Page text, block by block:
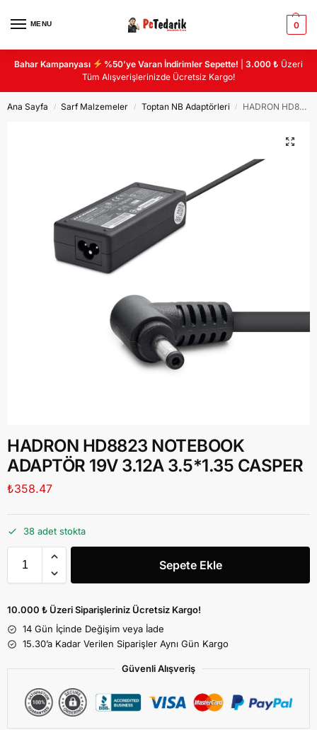
MENU 0
Bahar Kampanyası %50’ye Varan İndirimler Sepette! |3.000 ₺ Üzeri
Tüm Alışverişlerinizde Ücretsiz Kargo!
Ana Sayfa / Sarf Malzemeler / Toptan NB Adaptörleri / HADRON HD8823 NOTEBOOK ADAPTÖR 19V 3.12A 3.5*1.35 CASPER
HADRON HD8823 NOTEBOOK
ADAPTÖR 19V 3.12A 3.5*1.35 CASPER
₺358.47
38 adet stokta
Sepete Ekle
10.000 ₺ Üzeri Siparişleriniz Ücretsiz Kargo!
14 Gün İçinde Değişim veya İade
15.30’a Kadar Verilen Siparişler Aynı Gün Kargo
Güvenli Alışveriş